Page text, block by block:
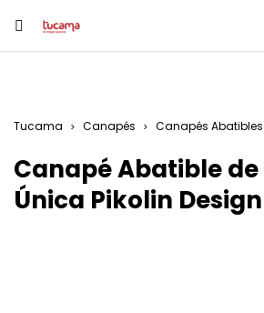
Tucama Canapés Canapés Abatibles
Canapé Abatible de
Única Pikolin